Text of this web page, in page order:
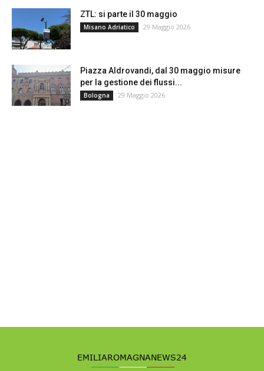
ZTL: si parte il 30 maggio
Misano Adriatico 29 Maggio 2026
Piazza Aldrovandi, dal 30 maggio misure
per la gestione dei flussi...
Bologna 29 Maggio 2026